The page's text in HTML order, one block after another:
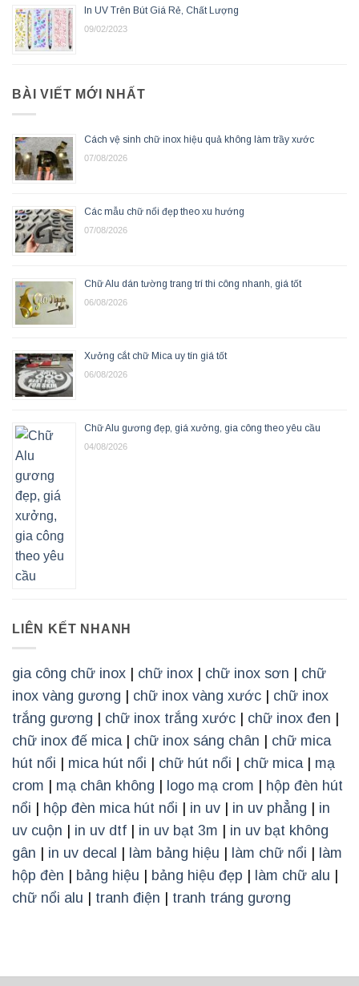
In UV Trên Bút Giá Rẻ, Chất Lượng
09/02/2023
BÀI VIẾT MỚI NHẤT
Cách vệ sinh chữ inox hiệu quả không làm trầy xước
07/08/2026
Các mẫu chữ nổi đẹp theo xu hướng
07/08/2026
Chữ Alu dán tường trang trí thi công nhanh, giá tốt
06/08/2026
Xưởng cắt chữ Mica uy tín giá tốt
06/08/2026
Chữ Alu gương đẹp, giá xưởng, gia công theo yêu cầu
04/08/2026
LIÊN KẾT NHANH
gia công chữ inox chữ inox chữ inox sơn
chữ
inox vàng gương
chữ inox vàng xước
chữ inox
trắng gương
chữ inox trắng xước chữ inox đen
chữ inox đế mica| chữ inox sáng chân
chữ mica
hút nổi
mica hút nổi chữ hút nổi chữ mica| mạ
crom
mạ chân không logo mạ crom
hộp đèn hút
nổi
hộp đèn mica hút nổi in uv in uv phẳng
in
uv cuộn
in uv dtf in uv bạt 3m
in uv bạt không
gân
in uv decal làm bảng hiệu làm chữ nổi
làm
hộp đèn
bảng hiệu bảng hiệu đẹp làm chữ alu
chữ nổi alu
tranh điện tranh tráng gương